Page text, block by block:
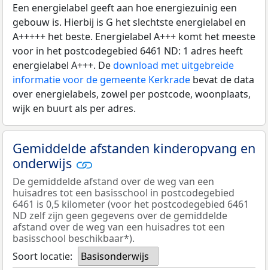
Een energielabel geeft aan hoe energiezuinig een
gebouw is. Hierbij is G het slechtste energielabel en
A+++++ het beste. Energielabel A+++ komt het meeste
voor in het postcodegebied 6461 ND: 1 adres heeft
energielabel A+++. Dedownload met uitgebreide
informatie voor de gemeente Kerkrade bevat de data
over energielabels, zowel per postcode, woonplaats,
wijk en buurt als per adres.
Gemiddelde afstanden kinderopvang en
onderwijs
De gemiddelde afstand over de weg van een
huisadres tot een basisschool in postcodegebied
6461 is 0,5 kilometer (voor het postcodegebied 6461
ND zelf zijn geen gegevens over de gemiddelde
afstand over de weg van een huisadres tot een
basisschool beschikbaar*).
Soort locatie:
Basisonderwijs